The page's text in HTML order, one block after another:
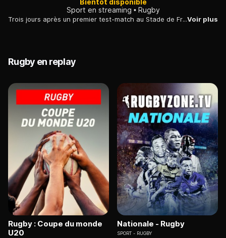
Bientôt disponible
Sport en streaming
Rugby
Trois jours après un premier test-match au Stade de France, le XV de France retrouve les All Blacks, doubles champions du monde en titre, à Lyon, dans le cadre de la tournée d'automne des Néo-ZélandaisVoir plus
Rugby en replay
Rugby : Coupe du monde
U20
Nationale - Rugby
SPORT RUGBY